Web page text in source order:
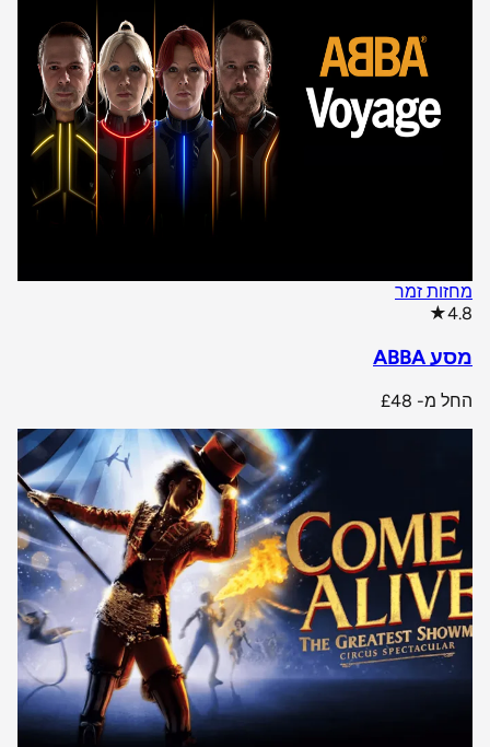
מחזות זמר
4.8
★
מסע ABBA
החל מ- £48